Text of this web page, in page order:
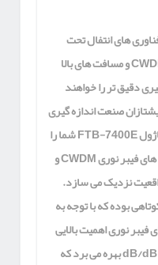
های انتفال تحت
و مسافت های بالا
دقیق تر را خواهند
صنعت اندازه گیری
FTB-7400Eشما را
فیبر نوریCWDMو
نزدیک می سازد.
بوده که با توجه به
نوری اهمیت بالایی
بهره می برد که